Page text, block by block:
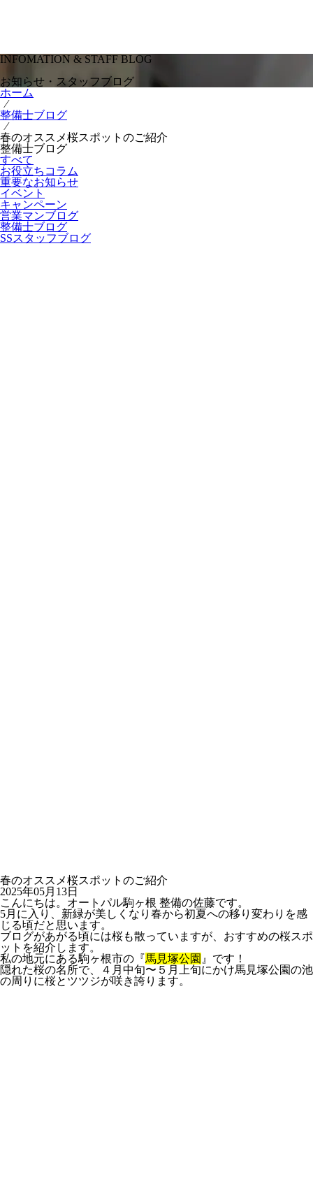
INFOMATION & STAFF BLOG
お知らせ・スタッフブログ
ホーム
⁄
整備士ブログ
⁄
春のオススメ桜スポットのご紹介
整備士ブログ
すべて
お役立ちコラム
重要なお知らせ
イベント
キャンペーン
営業マンブログ
整備士ブログ
SSスタッフブログ
春のオススメ桜スポットのご紹介
2025年05月13日
こんにちは。オートパル駒ヶ根 整備の佐藤です。
5月に入り、新緑が美しくなり春から初夏への移り変わりを感
じる頃だと思います。
ブログがあがる頃には桜も散っていますが、おすすめの桜スポ
ットを紹介します。
私の地元にある駒ヶ根市の 『馬見塚公園 』 です！
隠れた桜の名所で、４月中旬〜５月上旬にかけ馬見塚公園の池
の周りに桜とツツジが咲き誇ります。